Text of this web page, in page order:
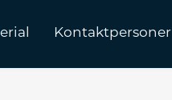
Kontaktpersoner